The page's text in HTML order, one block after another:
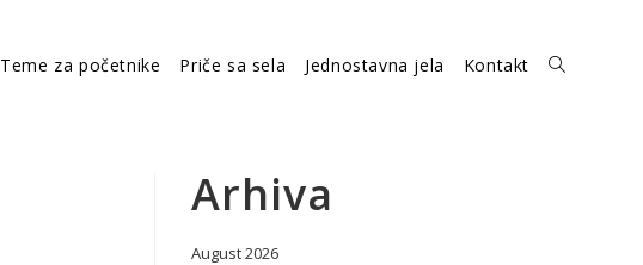
Teme za početnike Priče sa sela Jednostavna jela Kontakt Toggle
Arhiva
August 2026